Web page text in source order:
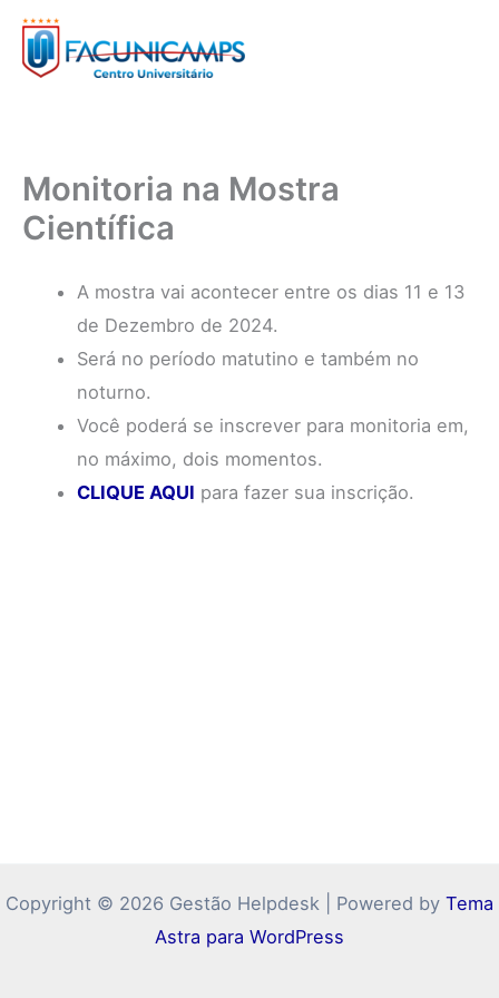
para
Monitoria na Mostra
Científica
A mostra vai acontecer entre os dias 11 e 13
de Dezembro de 2024.
Será no período matutino e também no
noturno.
Você poderá se inscrever para monitoria em,
no máximo, dois momentos.
CLIQUE AQUI para fazer sua inscrição.
Copyright © 2026 Gestão Helpdesk | Powered by Tema
Astra para WordPress